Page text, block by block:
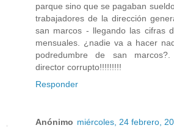
parque sino que se pagaban
trabajadores de la dirección
san marcos - llegando las cifras
mensuales. ¿nadie va a hacer
podredumbre de san
director corrupto!!!!!!!!!
Responder
Anónimo miércoles, 24 febrero,